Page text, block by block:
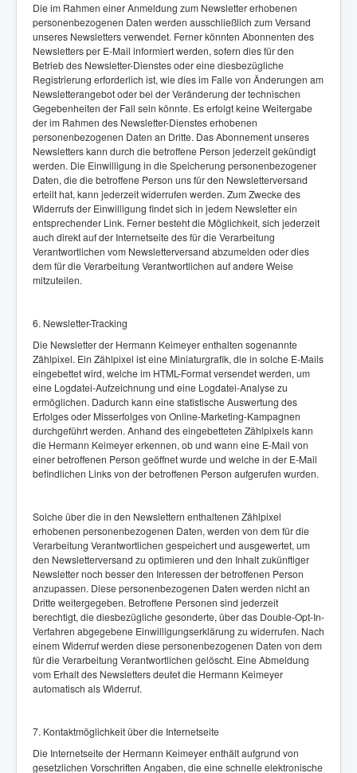
Die im Rahmen einer Anmeldung zum Newsletter erhobenen
personenbezogenen Daten werden ausschließlich zum Versand
unseres Newsletters verwendet. Ferner könnten Abonnenten des
Newsletters per E-Mail informiert werden, sofern dies für den
Betrieb des Newsletter-Dienstes oder eine diesbezügliche
Registrierung erforderlich ist, wie dies im Falle von Änderungen am
Newsletterangebot oder bei der Veränderung der technischen
Gegebenheiten der Fall sein könnte. Es erfolgt keine Weitergabe
der im Rahmen des Newsletter-Dienstes erhobenen
personenbezogenen Daten an Dritte. Das Abonnement unseres
Newsletters kann durch die betroffene Person jederzeit gekündigt
werden. Die Einwilligung in die Speicherung personenbezogener
Daten, die die betroffene Person uns für den Newsletterversand
erteilt hat, kann jederzeit widerrufen werden. Zum Zwecke des
Widerrufs der Einwilligung findet sich in jedem Newsletter ein
entsprechender Link. Ferner besteht die Möglichkeit, sich jederzeit
auch direkt auf der Internetseite des für die Verarbeitung
Verantwortlichen vom Newsletterversand abzumelden oder dies
dem für die Verarbeitung Verantwortlichen auf andere Weise
mitzuteilen.
6. Newsletter-Tracking
Die Newsletter der Hermann Keimeyer enthalten sogenannte
Zählpixel. Ein Zählpixel ist eine Miniaturgrafik, die in solche E-Mails
eingebettet wird, welche im HTML-Format versendet werden, um
eine Logdatei-Aufzeichnung und eine Logdatei-Analyse zu
ermöglichen. Dadurch kann eine statistische Auswertung des
Erfolges oder Misserfolges von Online-Marketing-Kampagnen
durchgeführt werden. Anhand des eingebetteten Zählpixels kann
die Hermann Keimeyer erkennen, ob und wann eine E-Mail von
einer betroffenen Person geöffnet wurde und welche in der E-Mail
befindlichen Links von der betroffenen Person aufgerufen wurden.
Solche über die in den Newslettern enthaltenen Zählpixel
erhobenen personenbezogenen Daten, werden von dem für die
Verarbeitung Verantwortlichen gespeichert und ausgewertet, um
den Newsletterversand zu optimieren und den Inhalt zukünftiger
Newsletter noch besser den Interessen der betroffenen Person
anzupassen. Diese personenbezogenen Daten werden nicht an
Dritte weitergegeben. Betroffene Personen sind jederzeit
berechtigt, die diesbezügliche gesonderte, über das Double-Opt-In-
Verfahren abgegebene Einwilligungserklärung zu widerrufen. Nach
einem Widerruf werden diese personenbezogenen Daten von dem
für die Verarbeitung Verantwortlichen gelöscht. Eine Abmeldung
vom Erhalt des Newsletters deutet die Hermann Keimeyer
automatisch als Widerruf.
7. Kontaktmöglichkeit über die Internetseite
Die Internetseite der Hermann Keimeyer enthält aufgrund von
gesetzlichen Vorschriften Angaben, die eine schnelle elektronische